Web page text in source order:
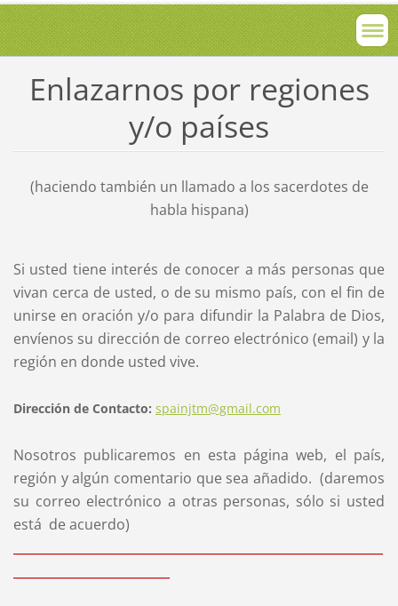
Enlazarnos por regiones
y/o países
(haciendo también un llamado a los sacerdotes de
habla hispana)
Si usted tiene interés de conocer a más personas que
vivan cerca de usted, o de su mismo país, con el fin de
unirse en oración y/o para difundir la Palabra de Dios,
envíenos su dirección de correo electrónico (email) y la
región en donde usted vive.
Dirección de Contacto: spainjtm@gmail.com
Nosotros publicaremos en esta página web, el país,
región y algún comentario que sea añadido. (daremos
su correo electrónico a otras personas, sólo si usted
está de acuerdo)